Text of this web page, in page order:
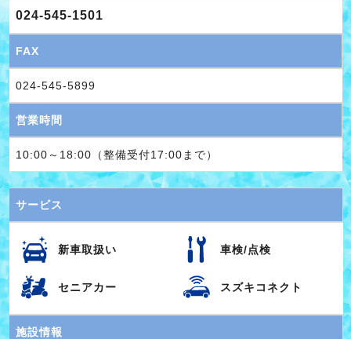
024-545-1501
FAX
024-545-5899
営業時間
10:00～18:00（整備受付17:00まで）
サービス
新車取扱い 車検/点検
セニアカー スズキコネクト
施設情報